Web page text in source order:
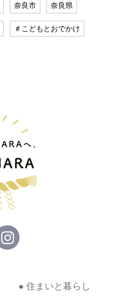
奈良市 奈良県
＃こどもとおでかけ
● 住まいと暮らし